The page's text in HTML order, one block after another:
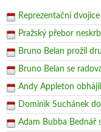
Reprezentační
Pražský přebor
Bruno Belan prožil
Bruno Belan se
Andy Appleton
Dominik Suchánek
Adam Bubba Bednář